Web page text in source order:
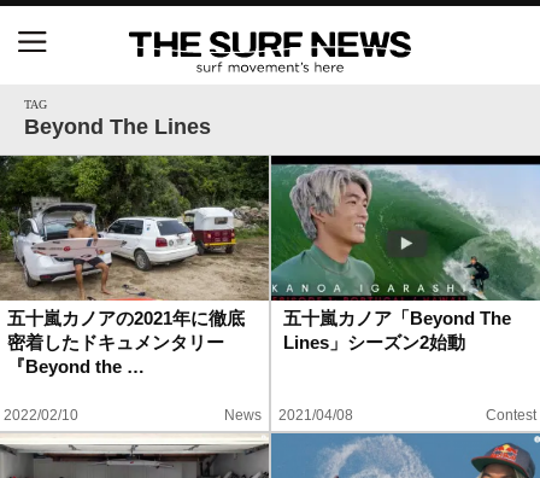
TAG
Beyond The Lines
五十嵐カノアの2021年に徹底
密着したドキュメンタリー
『Beyond the …
2022/02/10 News
五十嵐カノア「Beyond The
Lines」シーズン2始動
2021/04/08 Contest
【五十嵐カノア独占インタビュー】旧友レオ、ジャ
ックとの豪華プライベートセッション
S.ONE ショート＆ロング開幕戦・現地リポート（高
橋みなと）
ニュース
特集